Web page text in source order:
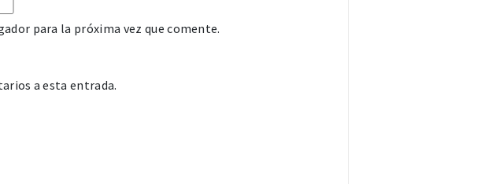
para la próxima vez que comente.
a esta entrada.